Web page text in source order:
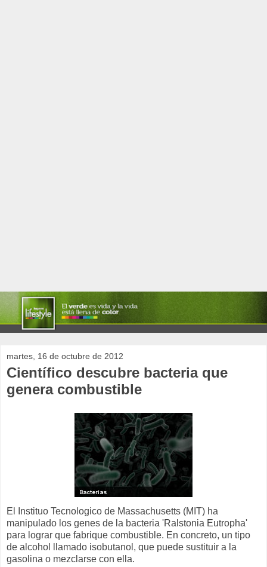
martes, 16 de octubre de 2012
Científico descubre bacteria que
genera combustible
El Instituo Tecnologico de Massachusetts (MIT) ha
manipulado los genes de la bacteria 'Ralstonia Eutropha'
para lograr que fabrique combustible. En concreto, un tipo
de alcohol llamado isobutanol, que puede sustituir a la
gasolina o mezclarse con ella.